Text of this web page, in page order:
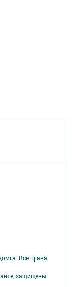
Все права
защищены